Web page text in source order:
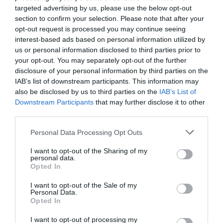
targeted advertising by us, please use the below opt-out
section to confirm your selection. Please note that after your
opt-out request is processed you may continue seeing
interest-based ads based on personal information utilized by
us or personal information disclosed to third parties prior to
your opt-out. You may separately opt-out of the further
disclosure of your personal information by third parties on the
IAB’s list of downstream participants. This information may
also be disclosed by us to third parties on the IAB’s List of
Downstream Participants that may further disclose it to other
Personal Data Processing Opt Outs
I want to opt-out of the Sharing of my
personal data.
Opted In
I want to opt-out of the Sale of my
Personal Data.
Opted In
I want to opt-out of processing my
kupacban, mert még nem tudtam, mi is hever
előttem. De volt már olyan is, hogy
megszereztem valamit, nem tudtam mi az,
eladtam, és csak később jöttem rá a valódi
értékére. Hamar megtanultam, hogy ezeket
el kell engedni. Ha hozok egy rossz döntést,
attól még nem dől össze a világ.
Mi az, ami első ránézésre elárulja, hogy
érdemes foglalkozni egy tárggyal?
A rutin, a tapasztalat és az évek súgnak. Az
ember egyszerűen látja, észreveszi, ha egy
anyagokból készült, vagy valamiért
különösen izgalmas, még ha nem is mindig
lehet pontosan megmondani, miért. Van